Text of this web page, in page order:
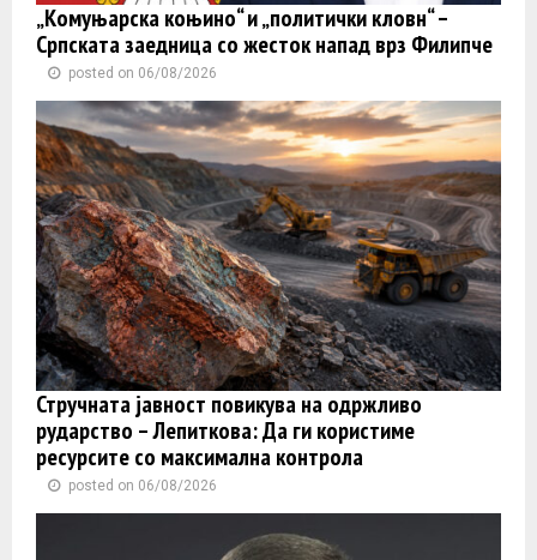
„Комуњарска коњино“ и „политички кловн“ –
Српската заедница со жесток напад врз Филипче
posted on 06/08/2026
Стручната јавност повикува на одржливо
рударство – Лепиткова: Да ги користиме
ресурсите со максимална контрола
posted on 06/08/2026